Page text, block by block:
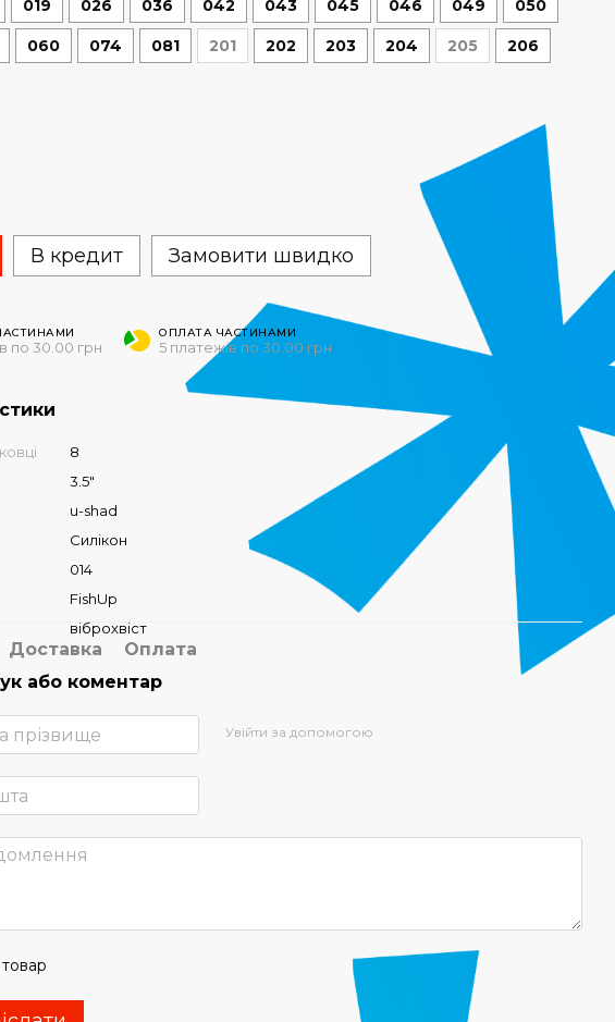
019 026 036 042 043 045 046 049 050
060 074 081 201 202 203 204 205 206
В кредит Замовити швидко
по 30.00 грн
ОПЛАТА ЧАСТИНАМИ
5 платежів по 30.00 грн
8
3.5"
u-shad
Силікон
014
FishUp
віброхвіст
Доставка
Оплата
або коментар
Увійти за допомогою
товар